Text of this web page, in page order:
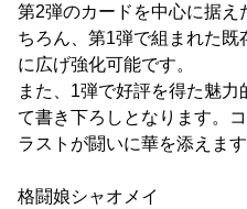
第2弾のカードを中心に据え
ちろん、第1弾で組まれた
に広げ強化可能です。
また、1弾で好評を得た魅
て書き下ろしとなります。
ラストが闘いに華を添えます
格闘娘シャオメイ